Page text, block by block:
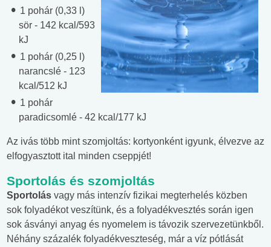
1 pohár (0,33 l)
sör - 142 kcal/593
kJ
1 pohár (0,25 l)
narancslé - 123
kcal/512 kJ
1 pohár
paradicsomlé - 42 kcal/177 kJ
Az ivás több mint szomjoltás: kortyonként igyunk, élvezve az
elfogyasztott ital minden cseppjét!
Sportolás és szomjoltás
Sportolás vagy más intenzív fizikai megterhelés közben
sok folyadékot veszítünk, és a folyadékvesztés során igen
sok ásványi anyag és nyomelem is távozik szervezetünkből.
Néhány százalék folyadékveszteség, már a víz pótlását